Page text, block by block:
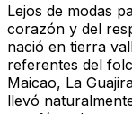
Lejos de modas
corazón y del
nació en tierra
referentes del
Maicao, La
llevó